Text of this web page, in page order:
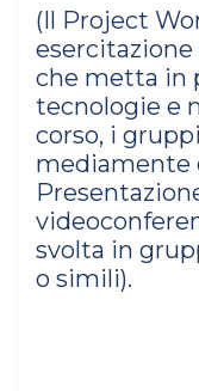
(Il Project
che metta in
tecnologie e
corso, i
mediamente
svolta in
o simili).